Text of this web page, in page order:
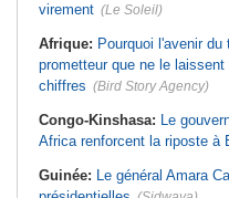
virement (Le Soleil)
Afrique: Pourquoi l'avenir
prometteur que ne le laissent
chiffres (Bird Story Agency)
Congo-Kinshasa: Le
Africa renforcent la riposte à
Guinée: Le général Amara